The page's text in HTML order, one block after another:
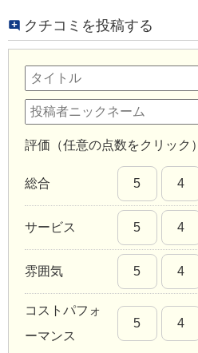
クチコミを投稿する
評価（任意の点数をクリック）
総合 5 4
サービス 5 4
雰囲気 5 4
コストパフォ
ーマンス
5 4